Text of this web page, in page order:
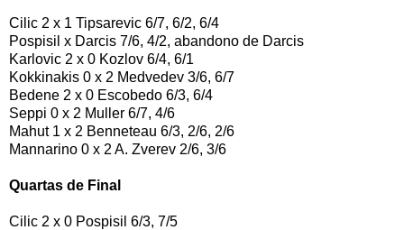
Cilic 2 x 1 Tipsarevic 6/7, 6/2, 6/4
Pospisil x Darcis 7/6, 4/2, abandono de Darcis
Karlovic 2 x 0 Kozlov 6/4, 6/1
Kokkinakis 0 x 2 Medvedev 3/6, 6/7
Bedene 2 x 0 Escobedo 6/3, 6/4
Seppi 0 x 2 Muller 6/7, 4/6
Mahut 1 x 2 Benneteau 6/3, 2/6, 2/6
Mannarino 0 x 2 A. Zverev 2/6, 3/6
Quartas de Final
Cilic 2 x 0 Pospisil 6/3, 7/5